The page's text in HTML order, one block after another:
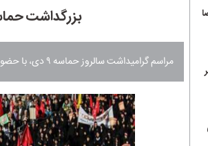
بزرگداشت حماسه ۹ دی در تهران
مراسم گرامیداشت سالروز حماسه ۹ دی، با حضور اقشار مختلف مردم تهران برگزار شد.